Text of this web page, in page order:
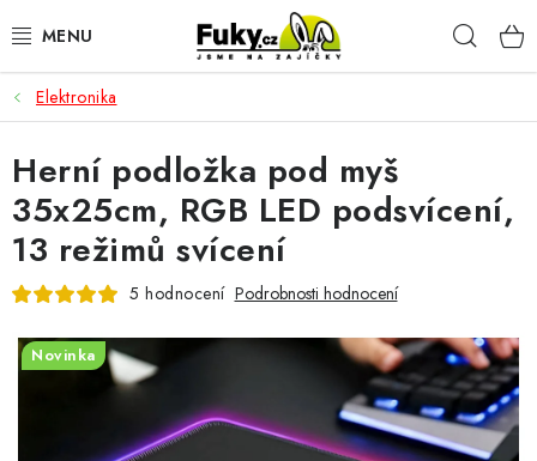
na
AUTO-MOTO
HOBBY A ZAHRADA
SPORT A OUTDOOR
DOMÁCNOST
ELEKTRONIKA
KANCELÁŘSKÉ POTŘEBY
Elektronika
Herní podložka pod myš
35x25cm, RGB LED podsvícení,
13 režimů svícení
5 hodnocení Podrobnosti hodnocení
Novinka